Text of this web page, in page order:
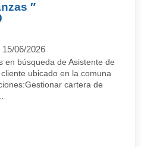
″
15/06/2026
en búsqueda de Asistente de
ubicado en la comuna
cartera de